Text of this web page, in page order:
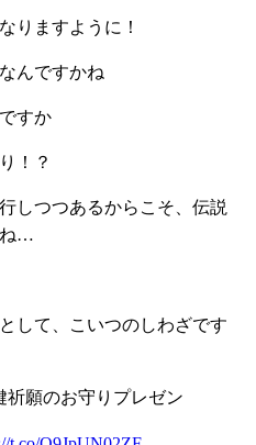
りますように！
んですかね
すか
！？
しつつあるからこそ、伝説
ね…
して、こいつのしわざです
祈願のお守りプレゼン